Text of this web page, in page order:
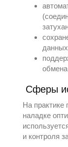
Сферы
На практике
наладке
и контроля